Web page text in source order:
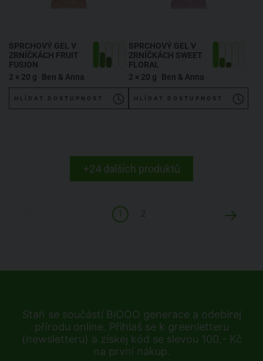
SPRCHOVÝ GEL V
ZRNÍČKÁCH FRUIT
FUSION
2 × 20 g
Ben & Anna
HLÍDAT DOSTUPNOST
SPRCHOVÝ GEL V
ZRNÍČKÁCH SWEET
FLORAL
2 × 20 g
Ben & Anna
HLÍDAT DOSTUPNOST
+24 dalších produktů
1
Staň se součástí BiOOO generace a odebírej
přírodu online. Přihlaš se k greenletteru
(newsletteru) a získej kód se slevou 100,- Kč
na první nákup.